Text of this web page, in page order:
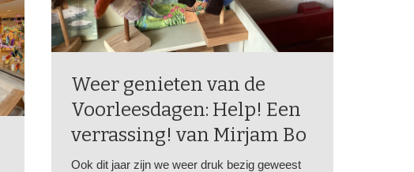
Weer genieten van de
Voorleesdagen: Help! Een
verrassing! van Mirjam Bo
Ook dit jaar zijn we weer druk bezig geweest